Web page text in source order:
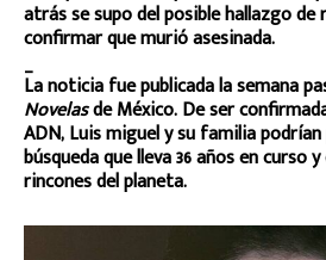
atrás se supo del posible hallazgo
confirmar que murió asesinada.
_
La noticia fue publicada la semana
Novelasde México. De ser
ADN, Luis miguel y su familia
búsqueda que lleva 36 años en curso
rincones del planeta.